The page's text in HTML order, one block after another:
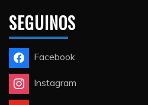
SEGUINOS
Facebook
Instagram